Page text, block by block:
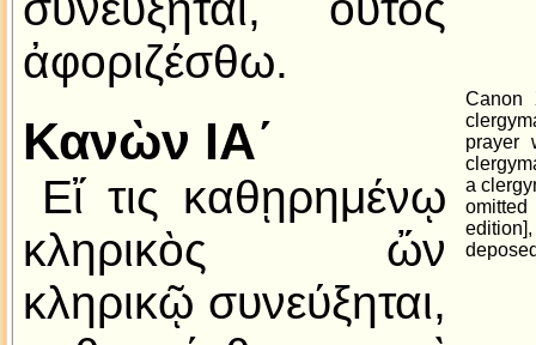
ἀφοριζέσθω.
Κανὼν ΙΑ´
Εἴ τις καθῃρημένῳ
κληρικὸς ὤν
κληρικῷ συνεύξηται,
Canon
prayer
a